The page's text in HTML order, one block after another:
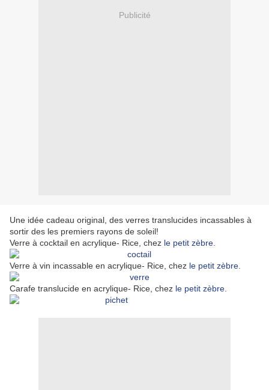
Publicité
Une idée cadeau original, des verres translucides incassables à
sortir des les premiers rayons de soleil!
Verre à cocktail en acrylique- Rice, chez le petit zèbre.
Verre à vin incassable en acrylique- Rice, chez le petit zèbre.
Carafe translucide en acrylique- Rice, chez le petit zèbre.